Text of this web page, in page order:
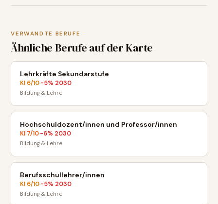
VERWANDTE BERUFE
Ähnliche Berufe auf der Karte
Lehrkräfte Sekundarstufe
KI 6/10·-5% 2030
Bildung & Lehre
Hochschuldozent/innen und Professor/innen
KI 7/10·-6% 2030
Bildung & Lehre
Berufsschullehrer/innen
KI 6/10·-5% 2030
Bildung & Lehre